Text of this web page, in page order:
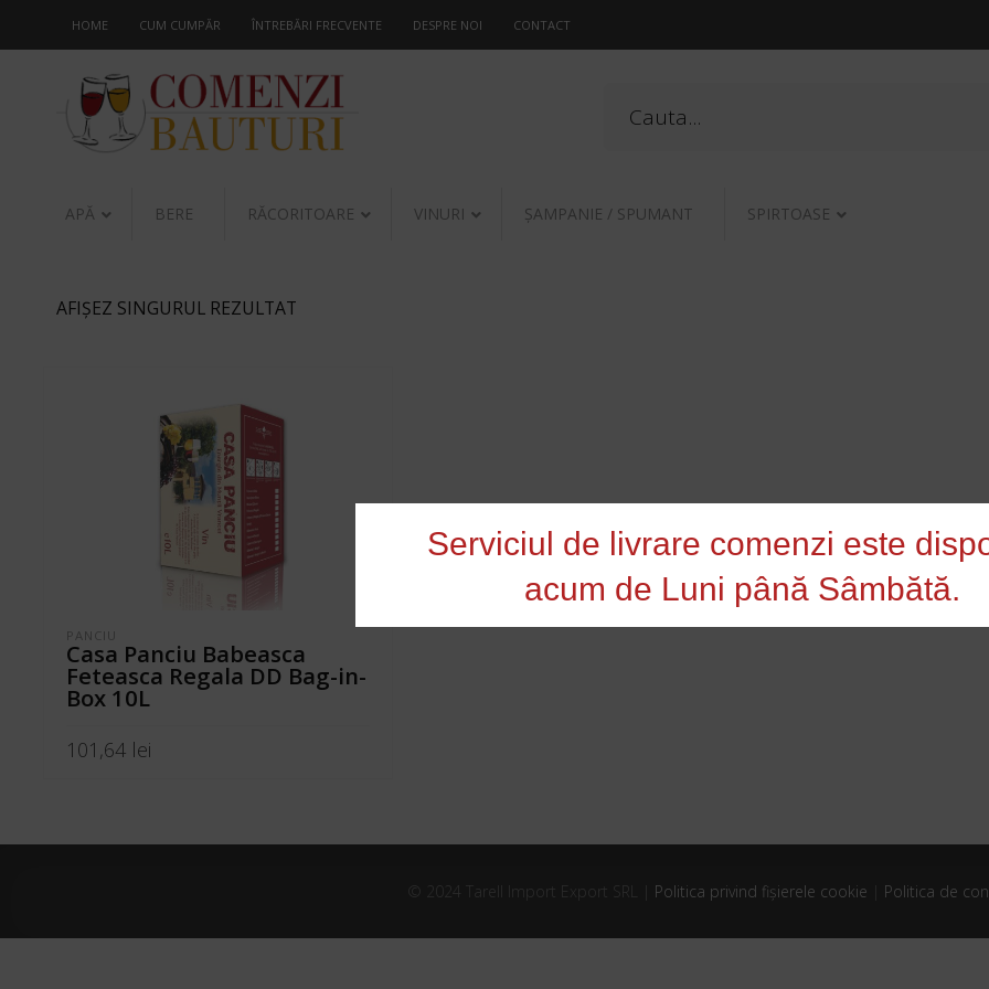
HOME CUM CUMPĂR ÎNTREBĂRI FRECVENTE DESPRE NOI CONTACT
APĂ BERE RĂCORITOARE VINURI ŞAMPANIE / SPUMANT SPIRTOASE
AFIȘEZ SINGURUL REZULTAT
PANCIU
Casa Panciu Babeasca
Feteasca Regala DD Bag-in-
Box 10L
101,64 lei
© 2024 Tarell Import Export SRL | Politica privind fișierele cookie Politica de
Serviciul de livrare comenzi este
acum de Luni până Sâmbătă.